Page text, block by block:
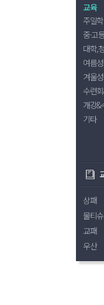
교육
주일
중·고
대학,
여름
겨울
수련
개강&
기타
상패
물티슈
교패
우산